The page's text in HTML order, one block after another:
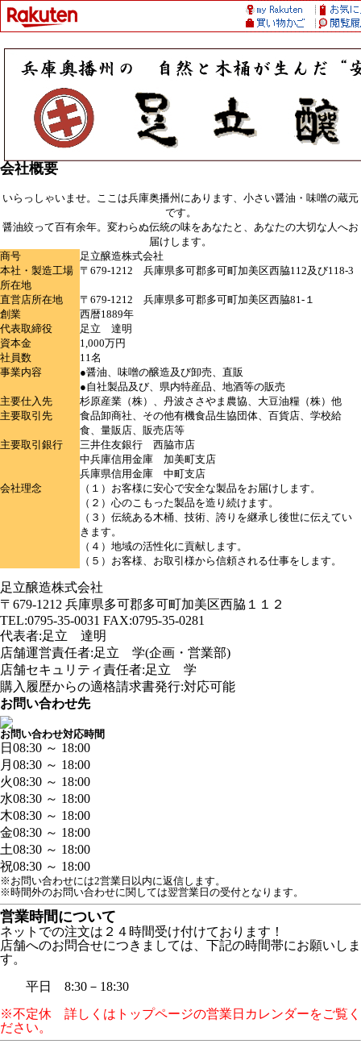
会社概要
いらっしゃいませ。ここは兵庫奥播州にあります、小さい醤油・味噌の蔵元
です。
醤油絞って百有余年。変わらぬ伝統の味をあなたと、あなたの大切な人へお
届けします。
商号
足立醸造株式会社
本社・製造工場
所在地
〒679-1212 兵庫県多可郡多可町加美区西脇112及び118-3
直営店所在地
〒679-1212 兵庫県多可郡多可町加美区西脇81-１
創業
西暦1889年
代表取締役
足立 達明
資本金
1,000万円
社員数
11名
事業内容
●醤油、味噌の醸造及び卸売、直販
●自社製品及び、県内特産品、地酒等の販売
主要仕入先
杉原産業（株）、丹波ささやま農協、大豆油糧（株）他
主要取引先
食品卸商社、その他有機食品生協団体、百貨店、学校給
食、量販店、販売店等
主要取引銀行
三井住友銀行 西脇市店
中兵庫信用金庫 加美町支店
兵庫県信用金庫 中町支店
会社理念
（１）お客様に安心で安全な製品をお届けします。
（２）心のこもった製品を造り続けます。
（３）伝統ある木桶、技術、誇りを継承し後世に伝えてい
きます。
（４）地域の活性化に貢献します。
（５）お客様、お取引様から信頼される仕事をします。
足立醸造株式会社
〒679-1212 兵庫県多可郡多可町加美区西脇１１２
TEL:0795-35-0031 FAX:0795-35-0281
代表者:足立 達明
店舗運営責任者:足立 学(企画・営業部)
店舗セキュリティ責任者:足立 学
購入履歴からの適格請求書発行:対応可能
お問い合わせ先
お問い合わせ対応時間
日 08:30 ～ 18:00
月 08:30 ～ 18:00
火08:30 ～ 18:00
水08:30 ～ 18:00
木08:30 ～ 18:00
金08:30 ～ 18:00
土08:30 ～ 18:00
祝08:30 ～ 18:00
※お問い合わせには2営業日以内に返信します。
※時間外のお問い合わせに関しては翌営業日の受付となります。
営業時間について
ネットでの注文は２４時間受け付けております！
店舗へのお問合せにつきましては、下記の時間帯にお願いしま
す。
平日 8:30－18:30
※不定休 詳しくはトップページの営業日カレンダーをご覧く
ださい。